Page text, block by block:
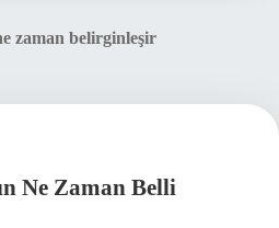
zaman belirginleşir
Ne Zaman Belli